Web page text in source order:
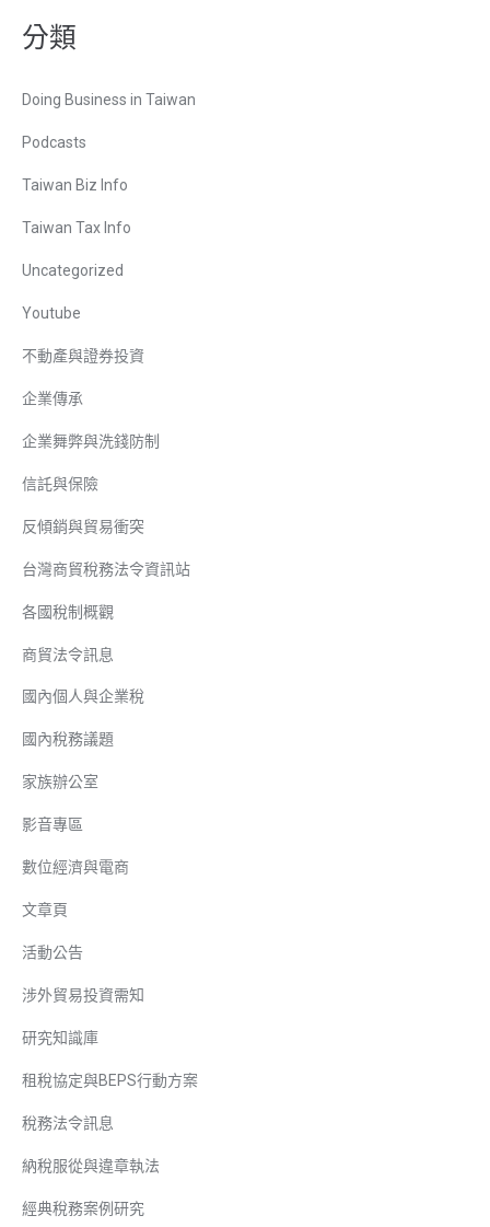
分類
Doing Business in Taiwan
Podcasts
Taiwan Biz Info
Taiwan Tax Info
Uncategorized
Youtube
不動產與證券投資
企業傳承
企業舞弊與洗錢防制
信託與保險
反傾銷與貿易衝突
台灣商貿稅務法令資訊站
各國稅制概觀
商貿法令訊息
國內個人與企業稅
國內稅務議題
家族辦公室
影音專區
數位經濟與電商
文章頁
活動公告
涉外貿易投資需知
研究知識庫
租稅協定與BEPS行動方案
稅務法令訊息
納稅服從與違章執法
經典稅務案例研究